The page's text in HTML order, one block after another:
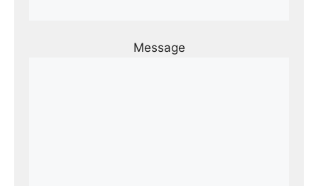
Message